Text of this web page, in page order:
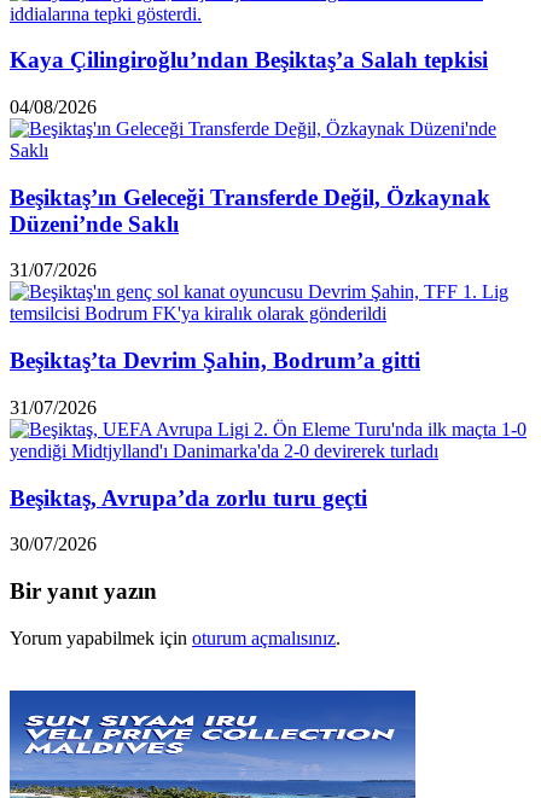
Kaya Çilingiroğlu’ndan Beşiktaş’a Salah tepkisi
04/08/2026
Beşiktaş’ın Geleceği Transferde Değil, Özkaynak
Düzeni’nde Saklı
31/07/2026
Beşiktaş’ta Devrim Şahin, Bodrum’a gitti
31/07/2026
Beşiktaş, Avrupa’da zorlu turu geçti
30/07/2026
Bir yanıt yazın
Yorum yapabilmek için oturum açmalısınız.